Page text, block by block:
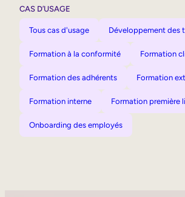
CAS D’USAGE
Tous cas d'usage Développement des
Formation à la conformité Formation
Formation des adhérents Formation
Formation interne Formation première
Onboarding des employés